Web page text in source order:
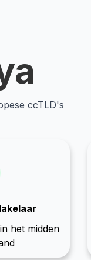
ccTLD's
het midden